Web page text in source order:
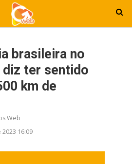
brasileira no
ter sentido
km de
Web
16:09